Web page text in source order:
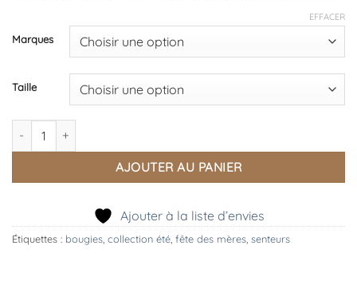
Marques
Taille
EFFACER
quantité de Bougie Signature Thé Noir et Citron
AJOUTER AU PANIER
Ajouter à la liste d’envies
Étiquettes : bougies collection été fête des mères senteurs